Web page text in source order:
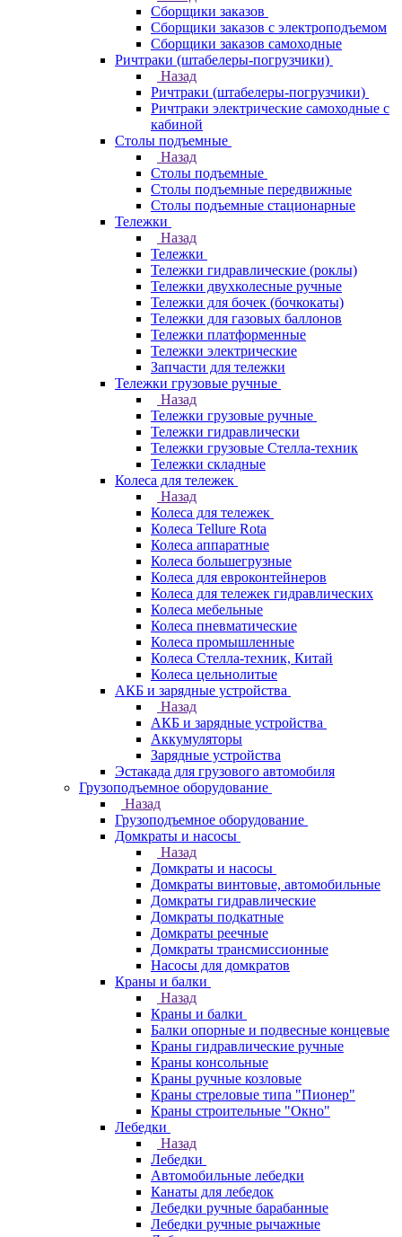
Сборщики заказов
Сборщики заказов с электроподъемом
Сборщики заказов самоходные
Ричтраки (штабелеры-погрузчики)
Назад
Ричтраки (штабелеры-погрузчики)
Ричтраки электрические самоходные с
кабиной
Столы подъемные
Назад
Столы подъемные
Столы подъемные передвижные
Столы подъемные стационарные
Тележки
Назад
Тележки
Тележки гидравлические (роклы)
Тележки двухколесные ручные
Тележки для бочек (бочкокаты)
Тележки для газовых баллонов
Тележки платформенные
Тележки электрические
Запчасти для тележки
Тележки грузовые ручные
Назад
Тележки грузовые ручные
Тележки гидравлически
Тележки грузовые Стелла-техник
Тележки складные
Колеса для тележек
Назад
Колеса для тележек
Колеса Tellure Rota
Колеса аппаратные
Колеса большегрузные
Колеса для евроконтейнеров
Колеса для тележек гидравлических
Колеса мебельные
Колеса пневматические
Колеса промышленные
Колеса Стелла-техник, Китай
Колеса цельнолитые
АКБ и зарядные устройства
Назад
АКБ и зарядные устройства
Аккумуляторы
Зарядные устройства
Эстакада для грузового автомобиля
Грузоподъемное оборудование
Назад
Грузоподъемное оборудование
Домкраты и насосы
Назад
Домкраты и насосы
Домкраты винтовые, автомобильные
Домкраты гидравлические
Домкраты подкатные
Домкраты реечные
Домкраты трансмиссионные
Насосы для домкратов
Краны и балки
Назад
Краны и балки
Балки опорные и подвесные концевые
Краны гидравлические ручные
Краны консольные
Краны ручные козловые
Краны стреловые типа "Пионер"
Краны строительные "Окно"
Лебедки
Назад
Лебедки
Автомобильные лебедки
Канаты для лебедок
Лебедки ручные барабанные
Лебедки ручные рычажные